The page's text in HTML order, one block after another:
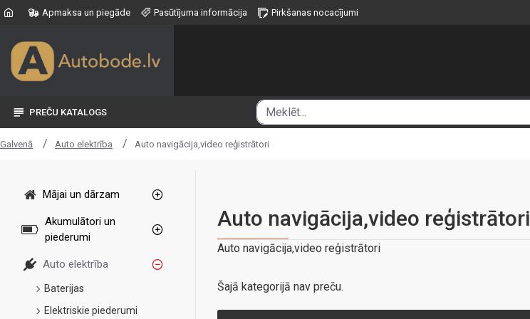
Apmaksa un piegāde Pasūtījuma informācija Pirkšanas nocacījumi
PREČU KATALOGS
Galvenā Auto elektrība Auto navigācija,video reģistrātori
Mājai un dārzam
Akumulātori un
piederumi
Auto elektrība
Baterijas
Elektriskie piederumi
Auto navigācija,video reģistrātori
Auto navigācija,video reģistrātori
Šajā kategorijā nav preču.